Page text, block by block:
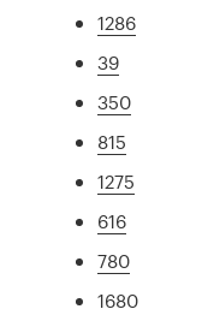
1286
39
350
815
1275
616
780
1680